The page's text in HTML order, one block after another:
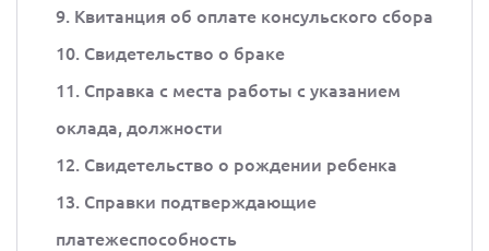
9. Квитанция об оплате консульского сбора
10. Свидетельство о браке
11. Справка с места работы с указанием
оклада, должности
12. Свидетельство о рождении ребенка
13. Справки подтверждающие
платежеспособность